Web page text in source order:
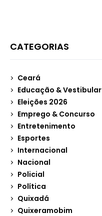
CATEGORIAS
Ceará
Educação & Vestibular
Eleições 2026
Emprego & Concurso
Entretenimento
Esportes
Internacional
Nacional
Policial
Política
Quixadá
Quixeramobim